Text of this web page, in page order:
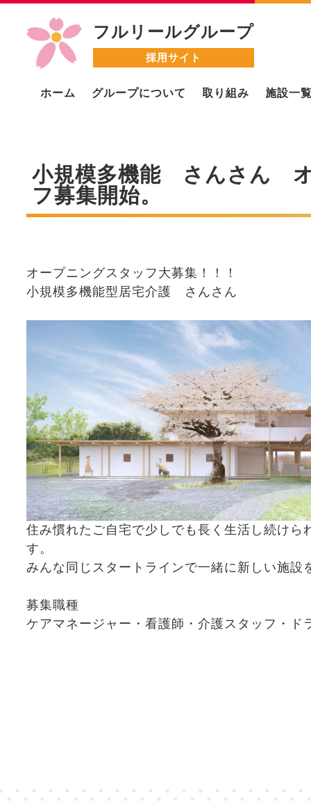
フルリールグループ
採用サイト
ホーム グループについて 取り組み 施設一
小規模多機能 さんさん
フ募集開始。
オープニングスタッフ大募集！！！
小規模多機能型居宅介護 さんさん
住み慣れたご自宅で少しでも長く生活し続けら
す。
みんな同じスタートラインで一緒に新しい施設
募集職種
ケアマネージャー・看護師・介護スタッフ・ド